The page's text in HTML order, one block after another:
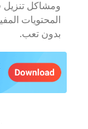
Português
Русский
Türkçe
بدون تعب.